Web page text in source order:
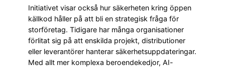
Initiativet visar också hur säkerheten kring öppen
källkod håller på att bli en strategisk fråga för
storföretag. Tidigare har många organisationer
förlitat sig på att enskilda projekt, distributioner
eller leverantörer hanterar säkerhetsuppdateringar.
Med allt mer komplexa beroendekedjor, AI-